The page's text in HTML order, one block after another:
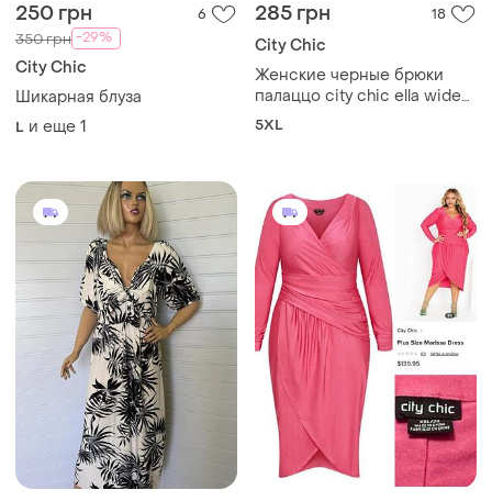
250 грн 6
350 грн -29%
City Chic
Шикарная блуза
L и еще 1
285 грн 18
City Chic
Женские черные брюки
палаццо city chic ella wide
leg pant, p. 22
5XL